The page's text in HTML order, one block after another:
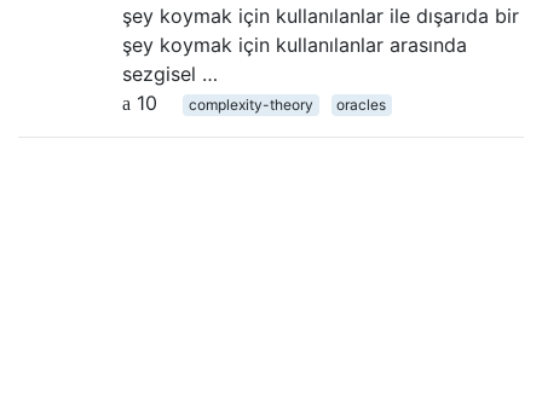
şey koymak için kullanılanlar ile dışarıda bir
şey koymak için kullanılanlar arasında
sezgisel …
10
complexity-theory oracles